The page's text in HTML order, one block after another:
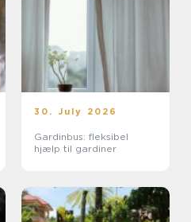
30. July 2026
Gardinbus: fleksibel
hjælp til gardiner